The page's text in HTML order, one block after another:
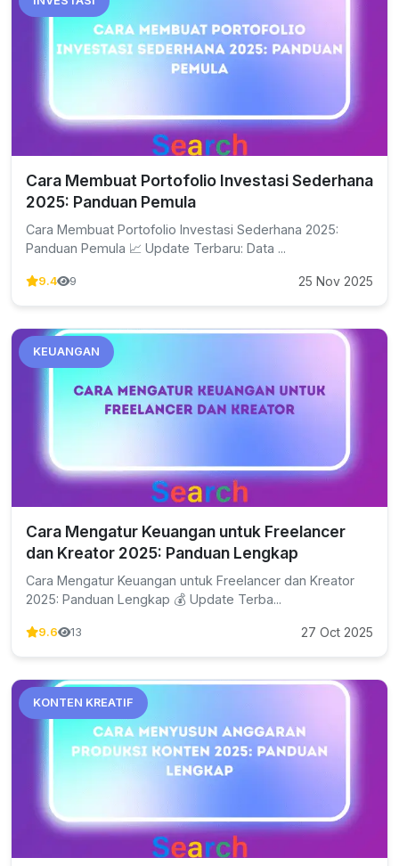
Cara Membuat Portofolio Investasi Sederhana
2025: Panduan Pemula
Cara Membuat Portofolio Investasi Sederhana 2025:
Panduan Pemula 📈 Update Terbaru: Data ...
9.4 9 25 Nov 2025
KEUANGAN
Cara Mengatur Keuangan untuk Freelancer
dan Kreator 2025: Panduan Lengkap
Cara Mengatur Keuangan untuk Freelancer dan Kreator
2025: Panduan Lengkap 💰 Update Terba...
9.6 13 27 Oct 2025
KONTEN KREATIF